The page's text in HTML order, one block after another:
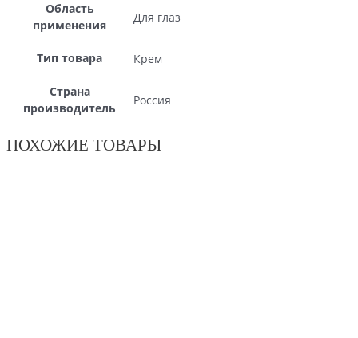
Область
применения
Для глаз
Тип товара Крем
Страна
производитель
Россия
ПОХОЖИЕ ТОВАРЫ